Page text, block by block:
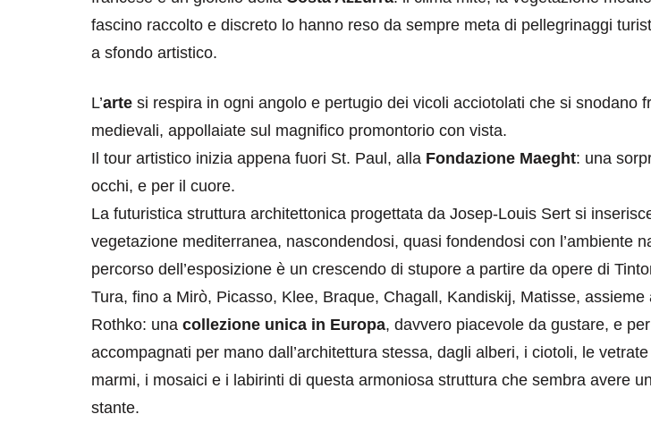
fascino raccolto e discreto lo hanno reso da sempre meta di pellegrinaggi
a sfondo artistico.
L’arte si respira in ogni angolo e pertugio dei vicoli acciotolati che si snodano
medievali, appollaiate sul magnifico promontorio con vista.
Il tour artistico inizia appena fuori St. Paul, alla Fondazione Maeght: una
occhi, e per il cuore.
La futuristica struttura architettonica progettata da Josep-Louis Sert si
vegetazione mediterranea, nascondendosi, quasi fondendosi con l’ambiente
percorso dell’esposizione è un crescendo di stupore a partire da opere di
Tura, fino a Mirò, Picasso, Klee, Braque, Chagall, Kandiskij, Matisse, assieme
Rothko: una collezione unica in Europa, davvero piacevole da gustare, e
accompagnati per mano dall’architettura stessa, dagli alberi, i ciotoli, le
marmi, i mosaici e i labirinti di questa armoniosa struttura che sembra avere
stante.
il Louvre in
di 4 ore
Paros e la Grecia di
Eventi di